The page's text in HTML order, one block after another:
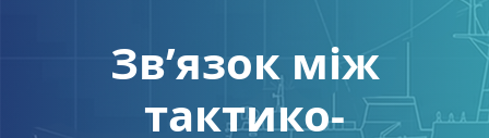
Зв’язок між
тактико-